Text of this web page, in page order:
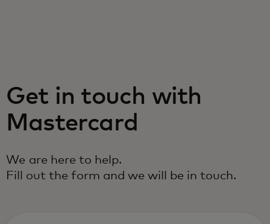
Butun dunyo uchun
Yangiliklar va trendlar
Get in touch with
Mastercard
We are here to help.
Fill out the form and we will be in touch.